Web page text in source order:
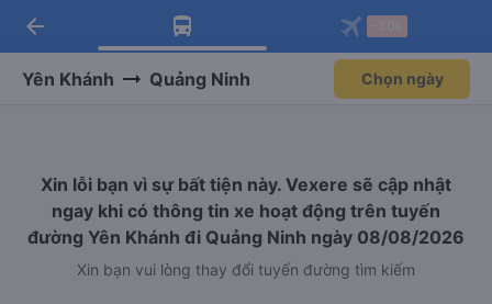
Tải app Vexere ngay!
Nhận ưu đãi thành viên độc
Mở app
Tải app Vexere
-30k/ghế khi đặt vé máy bay qua
Mở app
arrow_back
Yên Khánh Quảng Ninh Chọn ngày
Xin lỗi bạn vì sự bất tiện này. Vexere sẽ cập nhật
ngay khi có thông tin xe hoạt động trên tuyến
đường Yên Khánh đi Quảng Ninh ngày 08/08/2026
Xin bạn vui lòng thay đổi tuyến đường tìm kiếm